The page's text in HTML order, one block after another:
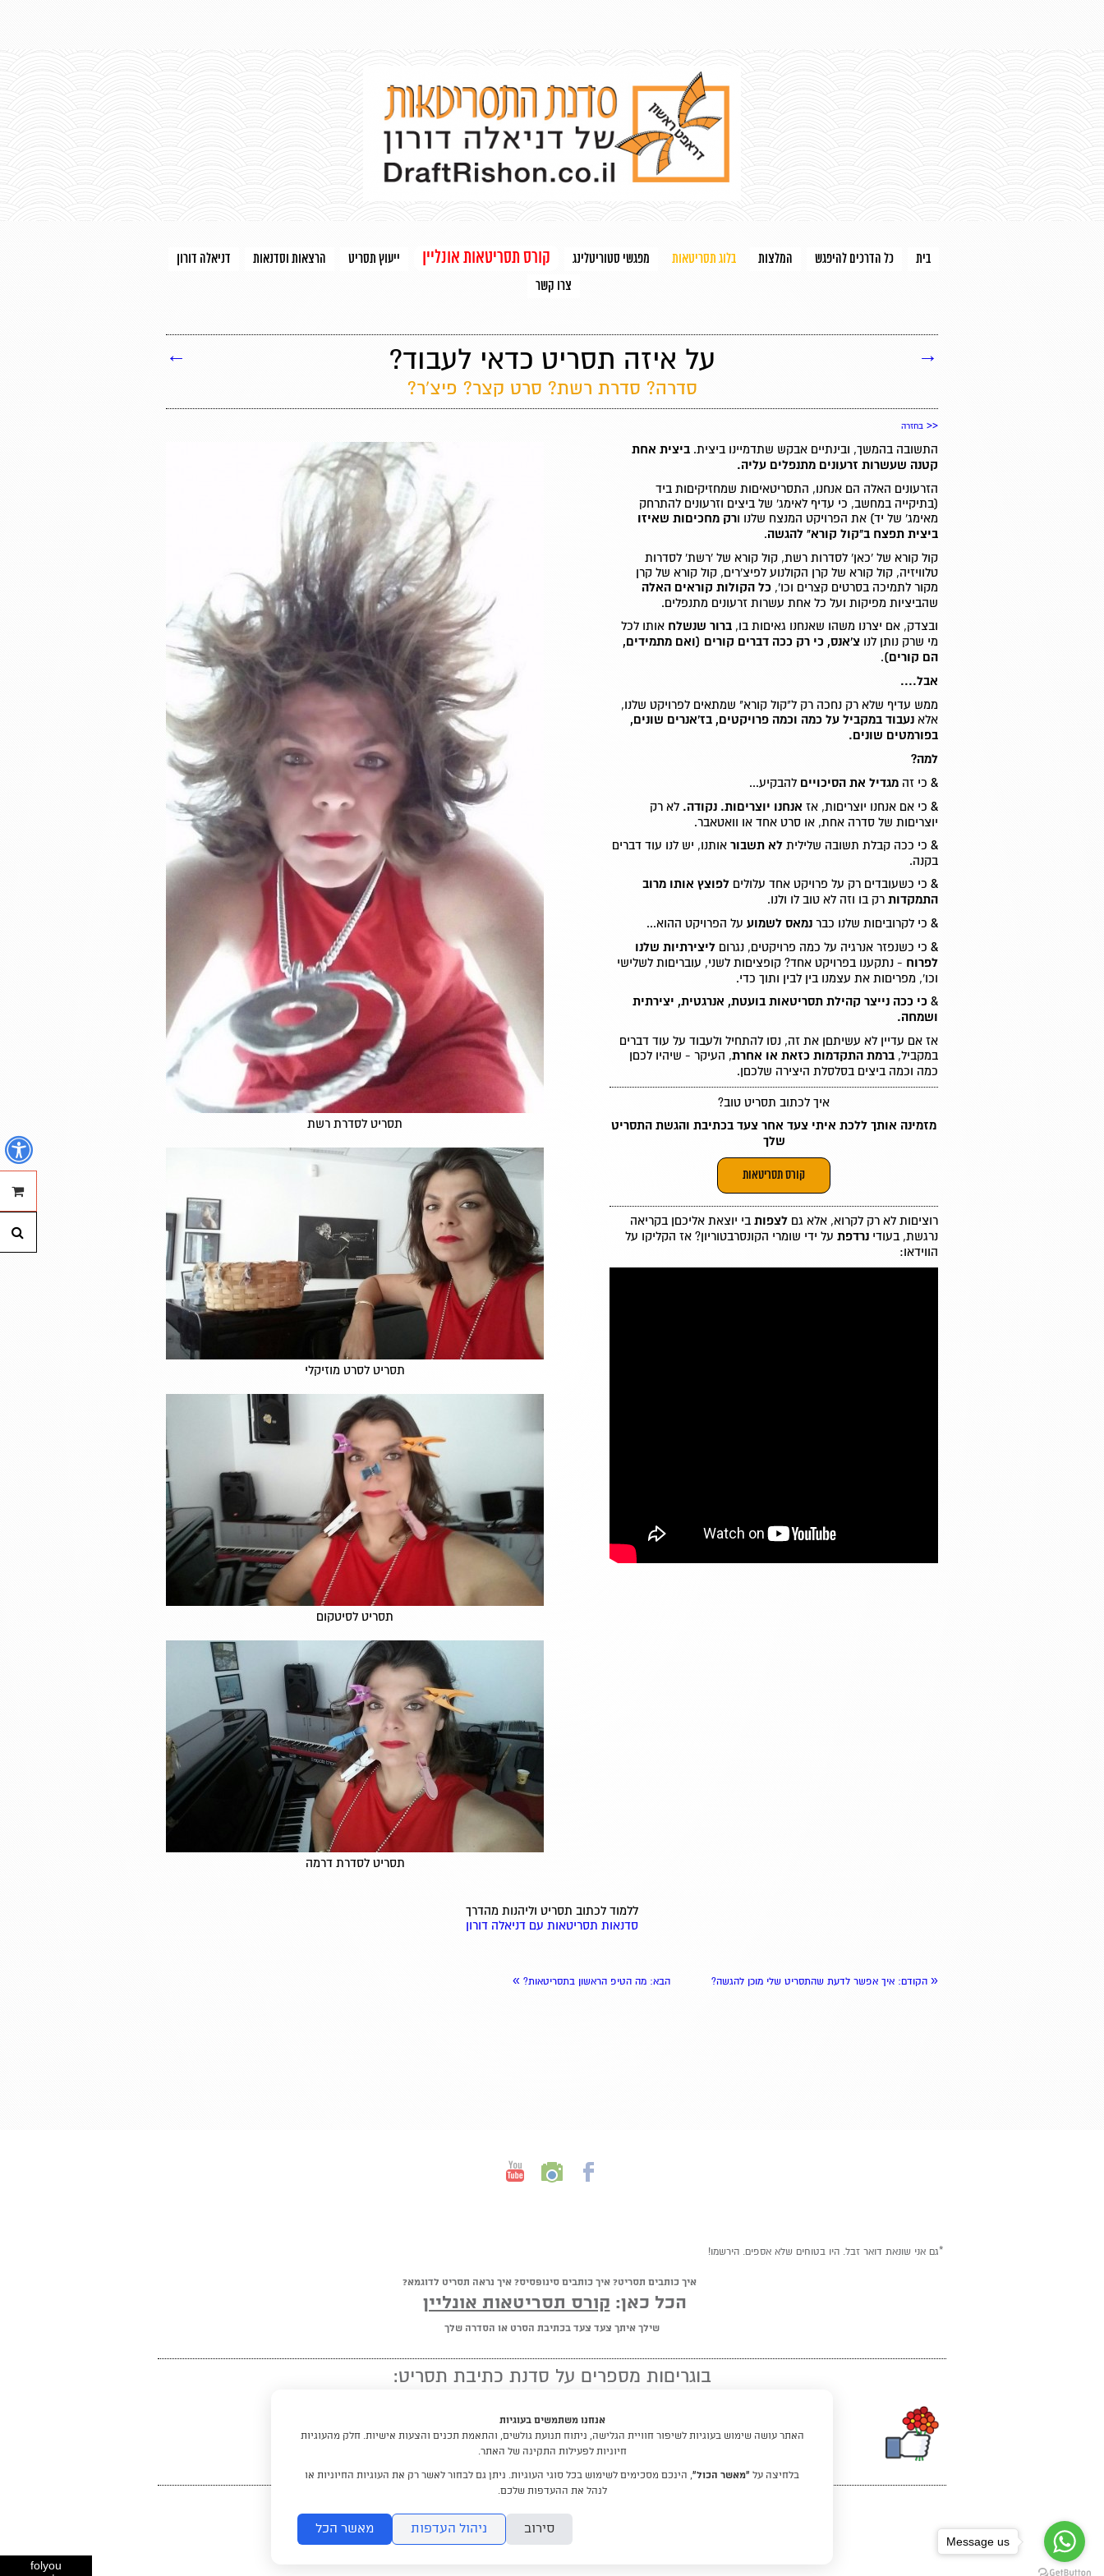
בית כל הדרכים להיפגש המלצות בלוג תסריטאות מפגשי סטוריטלינג קורס תסריטאות אונליין ייעוץ תסריט הרצאות וסדנאות
דניאלה דורון
צרו קשר
על איזה תסריט כדאי לעבוד?
סדרה? סדרת רשת? סרט קצר? פיצ'ר?
← →
<< בחזרה
התשובה בהמשך, ובינתיים אבקש שתדמיינו ביצית. ביצית אחת
קטנה שעשרות זרעונים מתנפלים עליה.
הזרעונים האלה הם אנחנו, התסריטאיםות שמחזיקיםות ביד
(בתיקייה במחשב, כי עדיף לאימג' של ביצים וזרעונים להתרחק
מאימג' של יד) את הפרויקט המנצח שלנו ורק מחכיםות שאיזו
ביצית תפצח ב"קול קורא" להגשה.
קול קורא של 'כאן' לסדרות רשת, קול קורא של 'רשת' לסדרות
טלוויזיה, קול קורא של קרן הקולנוע לפיצ'רים, קול קורא של קרן
מקור לתמיכה בסרטים קצרים וכו', כל הקולות קוראים האלה
שהביציות מפיקות ועל כל אחת עשרות זרעונים מתנפלים.
ובצדק, אם יצרנו משהו שאנחנו גאיםות בו, ברור שנשלח אותו לכל
מי שרק נותן לנו צ'אנס, כי רק ככה דברים קורים (ואם מתמידים,
הם קורים).
אבל....
ממש עדיף שלא רק נחכה רק ל"קול קורא" שמתאים לפרויקט שלנו,
אלא נעבוד במקביל על כמה וכמה פרויקטים, בז'אנרים שונים,
בפורמטים שונים.
למה?
& כי זה מגדיל את הסיכויים להבקיע...
& כי אם אנחנו יוצריםות, אז אנחנו יוצריםות. נקודה. לא רק
יוצריםות של סדרה אחת, או סרט אחד או וואטאבר.
& כי ככה קבלת תשובה שלילית לא תשבור אותנו, יש לנו עוד דברים
בקנה.
& כי כשעובדים רק על פרויקט אחד עלולים לפוצץ אותו מרוב
התמקדות רק בו וזה לא טוב לו ולנו.
& כי לקרוביםות שלנו כבר נמאס לשמוע על הפרויקט ההוא...
& כי כשנפזר אנרגיה על כמה פרויקטים, נגרום ליצירתיות שלנו
לפרוח - נתקענו בפרויקט אחד? קופציםות לשני, עובריםות לשלישי
וכו', מפריםות את עצמנו בין לבין ותוך כדי.
& כי ככה נייצר קהילת תסריטאות בועטת, אנרגטית, יצירתית
ושמחה.
אז אם עדיין לא עשיתםן את זה, נסו להתחיל ולעבוד על עוד דברים
במקביל, ברמת התקדמות כזאת או אחרת, העיקר - שיהיו לכםן
כמה וכמה ביצים בסלסלת היצירה שלכםן.
איך לכתוב תסריט טוב?
מזמינה אותך ללכת איתי צעד אחר צעד בכתיבת והגשת התסריט
שלך
קורס תסריטאות
רוציםות לא רק לקרוא, אלא גם לצפות בי יוצאת אליכםן בקריאה
נרגשת, בעודי נרדפת על ידי שומרי הקונסרבטוריון? אז הקליקו על
הווידאו:
תסריט לסדרת רשת
תסריט לסרט מוזיקלי
תסריט לסיטקום
תסריט לסדרת דרמה
ללמוד לכתוב תסריט וליהנות מהדרך
סדנאות תסריטאות עם דניאלה דורון
« הקודם: איך אפשר לדעת שהתסריט שלי מוכן להגשה? הבא: מה הטיפ הראשון בתסריטאות? »
*גם אני שונאת דואר זבל. היו בטוחים שלא אספים. הירשמו!
איך כותבים תסריט? איך כותבים סינופסיס? איך נראה תסריט לדוגמא?
הכל כאן: קורס תסריטאות אונליין
שילך איתך צעד צעד בכתיבת הסרט או הסדרה שלך
בוגריםות מספרים על סדנת כתיבת תסריט:
"מומלץ לכל מי שיש לו חלום לכתוב תסריט"
לימודי תסריטאות וסטוריטלינג עם דניאלה דורון
DraftRishon@gmail.com
folyou
אנחנו משתמשים בעוגיות
האתר עושה שימוש בעוגיות לשיפור חוויית הגלישה, ניתוח תנועת גולשים, והתאמת תכנים והצעות אישיות. חלק מהעוגיות
חיוניות לפעילות התקינה של האתר.
בלחיצה על “מאשר הכול”, הינכם מסכימים לשימוש בכל סוגי העוגיות. ניתן גם לבחור לאשר רק את העוגיות החיוניות או
לנהל את ההעדפות שלכם.
סירוב ניהול העדפות מאשר הכל
Message us